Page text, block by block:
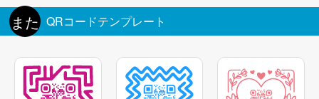
マーカーの中心
ロゴの背景を削除
また QRコードテンプレート